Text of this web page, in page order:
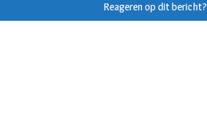
Reageren op dit bericht?